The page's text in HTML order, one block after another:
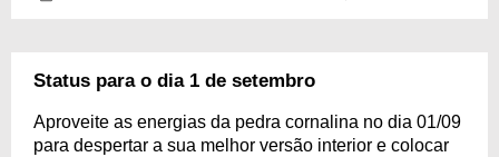
Status para o dia 1 de setembro
Aproveite as energias da pedra cornalina no dia 01/09
para despertar a sua melhor versão interior e colocar